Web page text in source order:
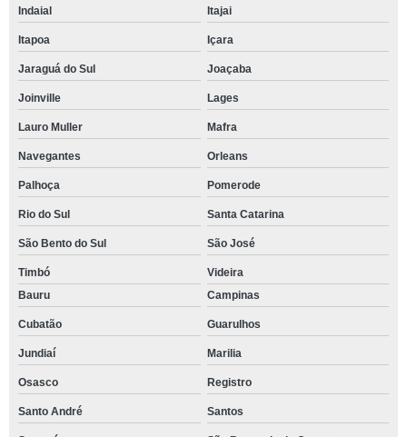
Indaial Itajai
Itapoa Içara
Jaraguá do Sul Joaçaba
Joinville Lages
Lauro Muller Mafra
Navegantes Orleans
Palhoça Pomerode
Rio do Sul Santa Catarina
São Bento do Sul São José
Timbó
Videira
Bauru
Campinas
Cubatão Guarulhos
Jundiaí Marilia
Osasco Registro
Santo André Santos